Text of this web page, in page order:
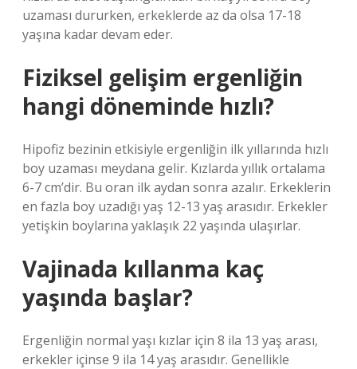
uzaması dururken, erkeklerde az da olsa 17-18
yaşına kadar devam eder.
Fiziksel gelişim ergenliğin
hangi döneminde hızlı?
Hipofiz bezinin etkisiyle ergenliğin ilk yıllarında hızlı
boy uzaması meydana gelir. Kızlarda yıllık ortalama
6-7 cm’dir. Bu oran ilk aydan sonra azalır. Erkeklerin
en fazla boy uzadığı yaş 12-13 yaş arasıdır. Erkekler
yetişkin boylarına yaklaşık 22 yaşında ulaşırlar.
Vajinada kıllanma kaç
yaşında başlar?
Ergenliğin normal yaşı kızlar için 8 ila 13 yaş arası,
erkekler içinse 9 ila 14 yaş arasıdır. Genellikle